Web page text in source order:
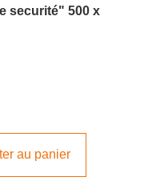
securité" 500 x
au panier